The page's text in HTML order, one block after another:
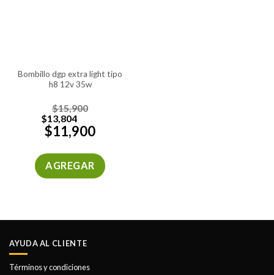
bombillo dgp extra light tipo
h8 12v 35w
$15,900
$13,804
$11,900
AGREGAR
AYUDA AL CLIENTE
Términos y condiciones